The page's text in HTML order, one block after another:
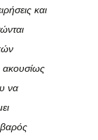
και
ακουσίως
να